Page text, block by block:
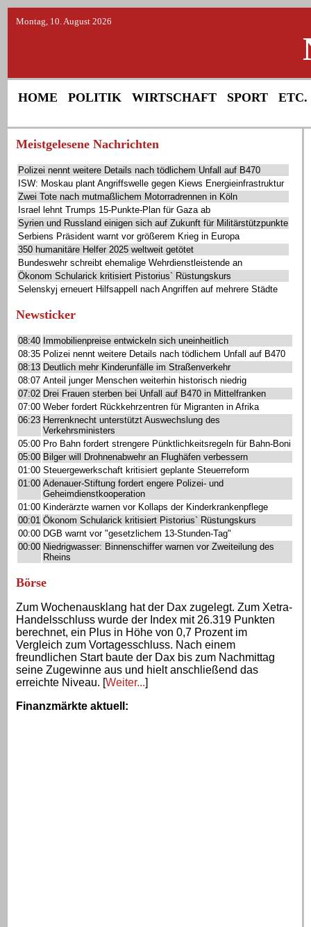
Montag, 10. August 2026
HOME POLITIK WIRTSCHAFT SPORT ETC.
Meistgelesene Nachrichten
Polizei nennt weitere Details nach tödlichem Unfall auf B470
ISW: Moskau plant Angriffswelle gegen Kiews Energieinfrastruktur
Zwei Tote nach mutmaßlichem Motorradrennen in Köln
Israel lehnt Trumps 15-Punkte-Plan für Gaza ab
Syrien und Russland einigen sich auf Zukunft für Militärstützpunkte
Serbiens Präsident warnt vor größerem Krieg in Europa
350 humanitäre Helfer 2025 weltweit getötet
Bundeswehr schreibt ehemalige Wehrdienstleistende an
Ökonom Schularick kritisiert Pistorius` Rüstungskurs
Selenskyj erneuert Hilfsappell nach Angriffen auf mehrere Städte
Newsticker
08:40 Immobilienpreise entwickeln sich uneinheitlich
08:35 Polizei nennt weitere Details nach tödlichem Unfall auf B470
08:13 Deutlich mehr Kinderunfälle im Straßenverkehr
08:07 Anteil junger Menschen weiterhin historisch niedrig
07:02 Drei Frauen sterben bei Unfall auf B470 in Mittelfranken
07:00 Weber fordert Rückkehrzentren für Migranten in Afrika
06:23 Herrenknecht unterstützt Auswechslung des
Verkehrsministers
05:00 Pro Bahn fordert strengere Pünktlichkeitsregeln für Bahn-Boni
05:00 Bilger will Drohnenabwehr an Flughäfen verbessern
01:00 Steuergewerkschaft kritisiert geplante Steuerreform
01:00 Adenauer-Stiftung fordert engere Polizei- und
Geheimdienstkooperation
01:00 Kinderärzte warnen vor Kollaps der Kinderkrankenpflege
00:01 Ökonom Schularick kritisiert Pistorius` Rüstungskurs
00:00 DGB warnt vor "gesetzlichem 13-Stunden-Tag"
00:00 Niedrigwasser: Binnenschiffer warnen vor Zweiteilung des
Rheins
Börse
Zum Wochenausklang hat der Dax zugelegt. Zum Xetra-
Handelsschluss wurde der Index mit 26.319 Punkten
berechnet, ein Plus in Höhe von 0,7 Prozent im
Vergleich zum Vortagesschluss. Nach einem
freundlichen Start baute der Dax bis zum Nachmittag
seine Zugewinne aus und hielt anschließend das
erreichte Niveau. [Weiter...]
Finanzmärkte aktuell :